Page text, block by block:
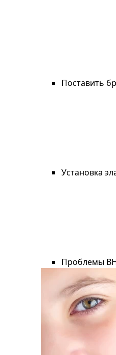
Поставить
Установка
Проблемы